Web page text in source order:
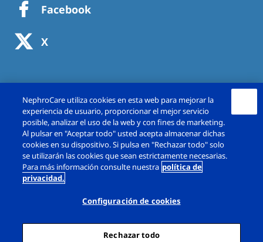
Facebook
X
Copyright © Fresenius Medical Care España,
S.A.U. 2026. Todos los derechos reservado.
Política de Privacidad
Política de cookies
NephroCare utiliza cookies en esta web para mejorar la
experiencia de usuario, proporcionar el mejor servicio
posible, analizar el uso de la web y con fines de marketing.
Al pulsar en "Aceptar todo" usted acepta almacenar dichas
cookies en su dispositivo. Si pulsa en "Rechazar todo" solo
se utilizarán las cookies que sean estrictamente necesarias.
Para más información consulte nuestra política de
privacidad.
Configuración de cookies
Rechazar todo